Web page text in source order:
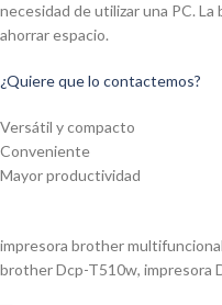
necesidad de utilizar una PC. La
ahorrar espacio.
¿Quiere que lo contactemos?
Versátil y compacto
Conveniente
Mayor productividad
impresora brother
brother Dcp-T510w, impresora